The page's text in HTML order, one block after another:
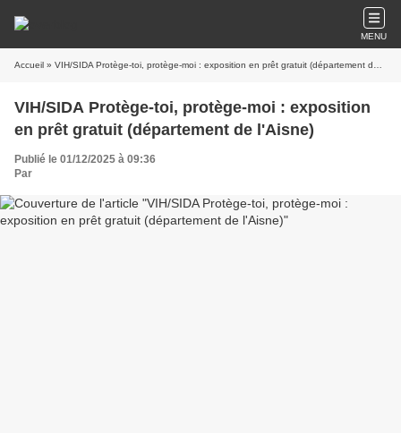
MENU
Accueil » VIH/SIDA Protège-toi, protège-moi : exposition en prêt gratuit (département de l'Aisne)
VIH/SIDA Protège-toi, protège-moi : exposition
en prêt gratuit (département de l'Aisne)
Publié le 01/12/2025 à 09:36
Par